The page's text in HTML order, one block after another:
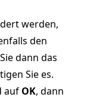
werden,
den
dann das
Sie es.
auf OK, dann